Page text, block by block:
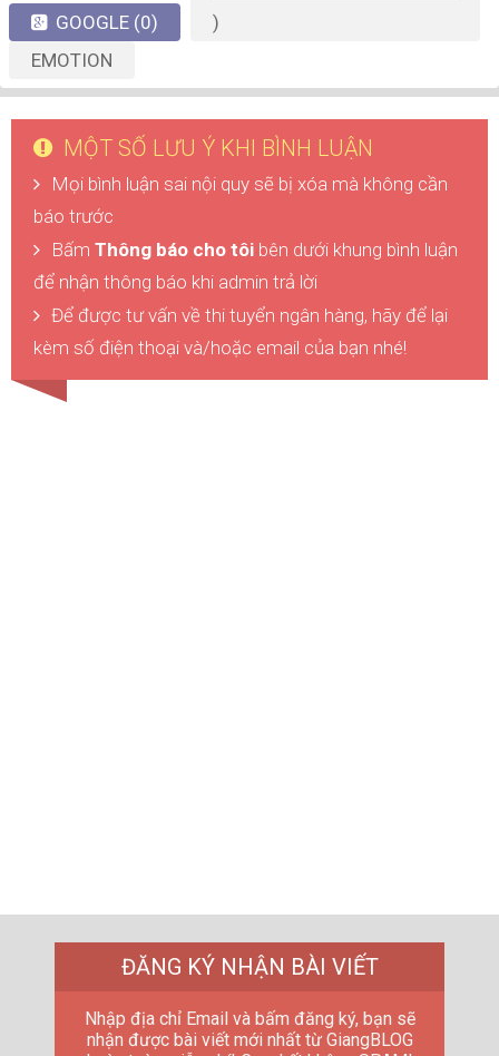
GOOGLE (0)
)
EMOTION
MỘT SỐ LƯU Ý KHI BÌNH LUẬN
Mọi bình luận sai nội quy sẽ bị xóa mà không cần
báo trước
Bấm Thông báo cho tôi bên dưới khung bình luận
để nhận thông báo khi admin trả lời
Để được tư vấn về thi tuyển ngân hàng, hãy để lại
kèm số điện thoại và/hoặc email của bạn nhé!
ĐĂNG KÝ NHẬN BÀI VIẾT
Nhập địa chỉ Email và bấm đăng ký, bạn sẽ
nhận được bài viết mới nhất từ GiangBLOG